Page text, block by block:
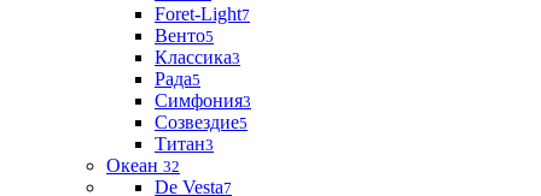
Foret-Light7
Венто5
Классика3
Рада5
Симфония3
Созвездие5
Титан3
Океан 32
De Vesta7